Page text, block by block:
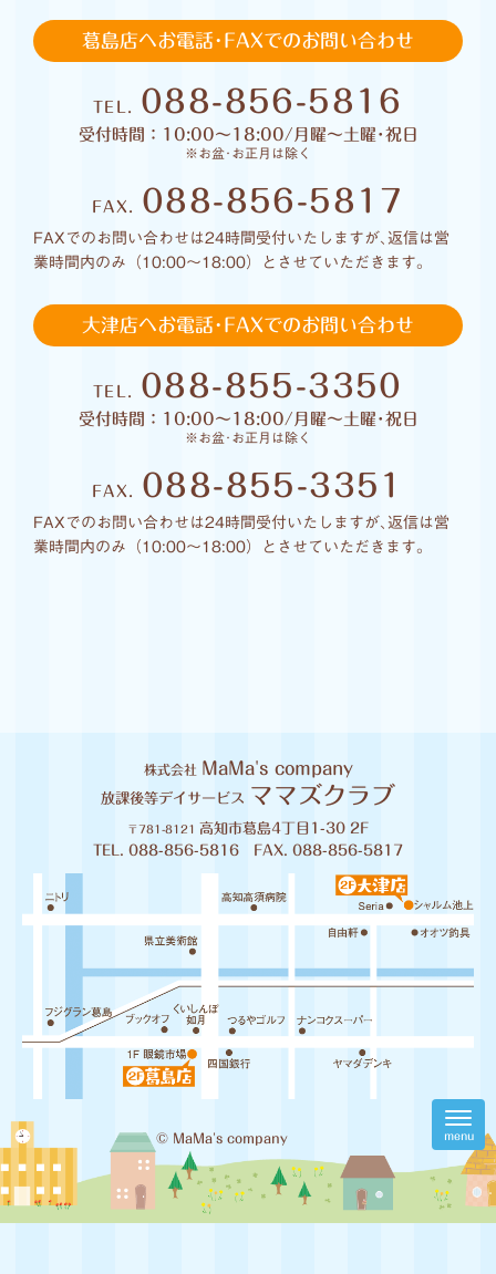
葛島店へお電話･FAXでのお問い合わせ
TEL. 088-856-5816
受付時間：10:00〜18:00/月曜〜土曜･祝日
※お盆･お正月は除く
FAX. 088-856-5817
FAXでのお問い合わせは24時間受付いたしますが､返信は営
業時間内のみ（10:00〜18:00）とさせていただきます｡
大津店へお電話･FAXでのお問い合わせ
TEL. 088-855-3350
受付時間：10:00〜18:00/月曜〜土曜･祝日
※お盆･お正月は除く
FAX. 088-855-3351
FAXでのお問い合わせは24時間受付いたしますが､返信は営
業時間内のみ（10:00〜18:00）とさせていただきます｡
株式会社 MaMa's company
放課後等デイサービス ママズクラブ
〒781-8121 高知市葛島4丁目1-30 2F
TEL. 088-856-5816 FAX. 088-856-5817
N
a
v
i
a
t
menu
© MaMa's company